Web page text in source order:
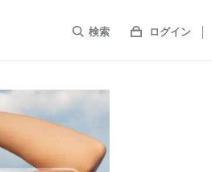
検索 ログイン